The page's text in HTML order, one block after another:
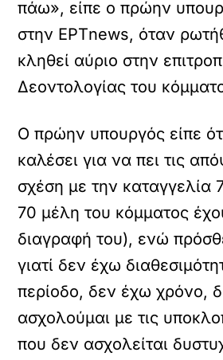
πάω», είπε ο πρώην
στην EΡΤnews, όταν
κληθεί αύριο στην
Δεοντολογίας του
Ο πρώην υπουργός είπε
καλέσει για να πει τις
σχέση με την καταγγελία
70 μέλη του κόμματος
διαγραφή του), ενώ
γιατί δεν έχω
περίοδο, δεν έχω χρόνο,
ασχολούμαι με τις
που δεν ασχολείται